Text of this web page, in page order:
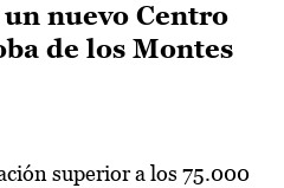
nuevo Centro
de los Montes
superior a los 75.000